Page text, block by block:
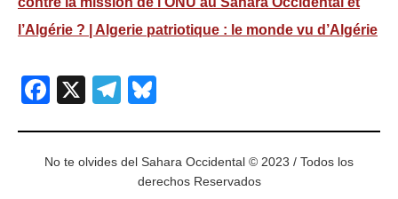
l’Algérie ? | Algerie patriotique : le monde vu d’Algérie
Facebook
X Telegram
No te olvides del Sahara Occidental © 2023 / Todos los
derechos Reservados